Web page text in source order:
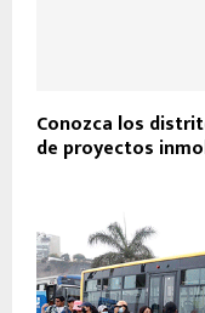
Conozca los
de proyectos